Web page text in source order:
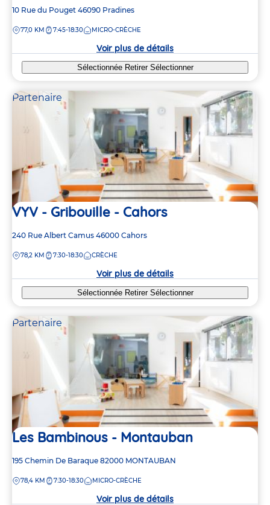
Adresse
la
10 Rue du Pouget 46090 Pradines
DISTANCE
77,0 KM 7:45-18:30 MICRO-CRÈCHE
Voir plus de détails
Sélectionnée Retirer Sélectionner
Partenaire
VYV - Gribouille - Cahors
Adresse
la
240 Rue Albert Camus 46000 Cahors
DISTANCE
78,2 KM 7:30-18:30 CRÈCHE
Voir plus de détails
Sélectionnée Retirer Sélectionner
Partenaire
Les Bambinous - Montauban
Adresse
la
195 Chemin De Baraque 82000 MONTAUBAN
DISTANCE
78,4 KM 7:30-18:30 MICRO-CRÈCHE
Voir plus de détails